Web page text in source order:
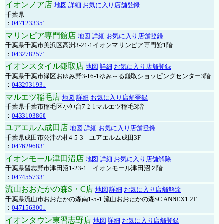
イオンノア店 地図 詳細 お気に入り店舗登録
千葉県
： 0471233351
マリンピア専門館店 地図 詳細 お気に入り店舗登録
千葉県千葉市美浜区高洲3-21-1イオンマリンピア専門館1階
： 0432782571
イオンスタイル鎌取店 地図 詳細 お気に入り店舗登録
千葉県千葉市緑区おゆみ野3-16-1ゆみ～る鎌取ショッピングセンター3階
： 0432931931
マルエツ稲毛店 地図 詳細 お気に入り店舗登録
千葉県千葉市稲毛区小仲台7-2-1マルエツ稲毛3階
： 0433103860
ユアエルム成田店 地図 詳細 お気に入り店舗登録
千葉県成田市公津の杜4-5-3 ユアエルム成田3F
： 0476296831
イオンモール津田沼店 地図 詳細 お気に入り店舗解除
千葉県習志野市津田沼1-23-1 イオンモール津田沼２階
： 0474557331
流山おおたかの森S・C店 地図 詳細 お気に入り店舗解除
千葉県流山市おおたかの森南1-5-1 流山おおたかの森SC ANNEX1 2F
： 0471563001
イオンタウン東習志野店 地図 詳細 お気に入り店舗登録